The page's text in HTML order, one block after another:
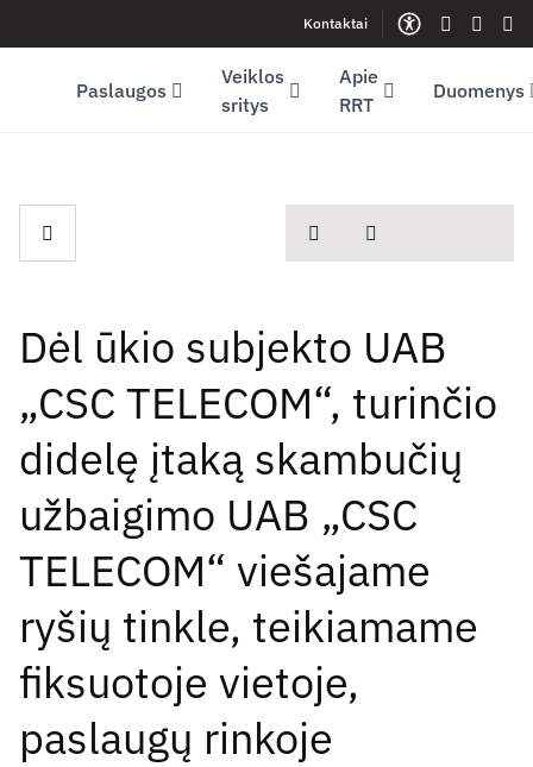
Youtube (opens in new window)Kontaktai
Gestų
Paslaugos
Veiklos
sritys
Apie
RRT
Duomenys
spausdintiDalintis
Dėl ūkio subjekto UAB
„CSC TELECOM“, turinčio
didelę įtaką skambučių
užbaigimo UAB „CSC
TELECOM“ viešajame
ryšių tinkle, teikiamame
fiksuotoje vietoje,
paslaugų rinkoje